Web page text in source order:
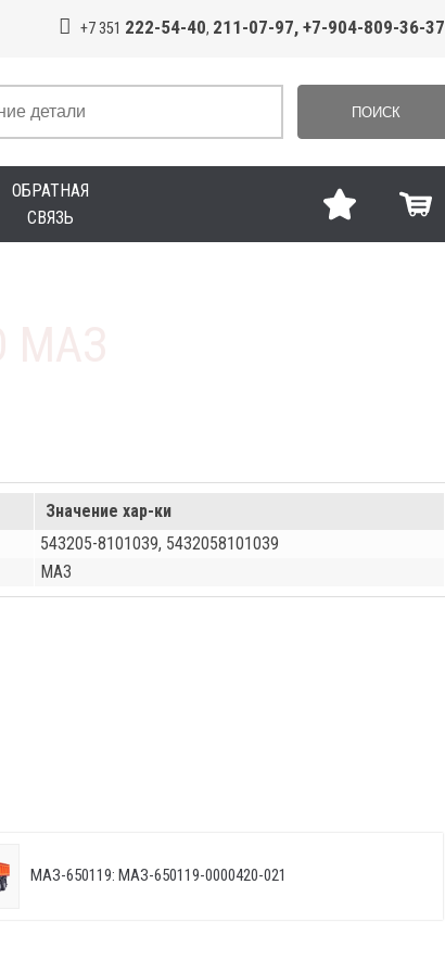
+7 351 222-54-40, 211-07-97, +7-904-809-36-37
ПОИСК
ОБРАТНАЯ
СВЯЗЬ
Значение хар-ки
543205-8101039, 5432058101039
МАЗ
МАЗ-650119: МАЗ-650119-0000420-021